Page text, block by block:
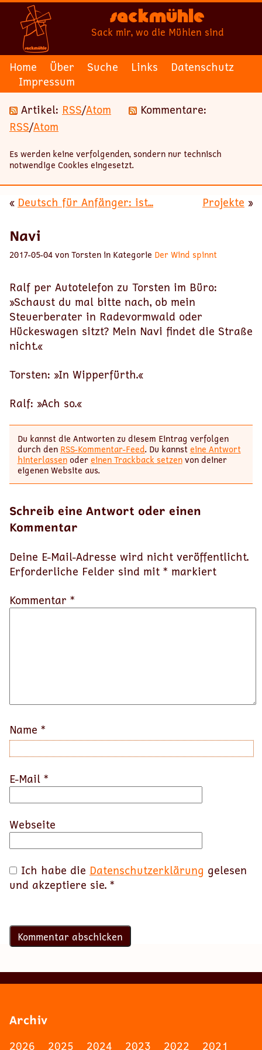
Sackmühle
Sack mir, wo die Mühlen sind
Home Über Suche Links
Datenschutz
Impressum
Artikel: RSS/Atom
Kommentare:
RSS/Atom
Es werden keine verfolgenden, sondern nur technisch
notwendige Cookies eingesetzt.
« Deutsch für Anfänger: ist... Projekte »
Navi
2017-05-04 von Torsten in Kategorie Der Wind spinnt
Ralf per Autotelefon zu Torsten im Büro:
»Schaust du mal bitte nach, ob mein
Steuerberater in Radevormwald oder
Hückeswagen sitzt? Mein Navi findet die Straße
nicht.«
Torsten: »In Wipperfürth.«
Ralf: »Ach so.«
Du kannst die Antworten zu diesem Eintrag verfolgen
durch den RSS-Kommentar-Feed. Du kannsteine Antwort
hinterlassenodereinen Trackback setzenvon deiner
eigenen Website aus.
Schreib eine Antwort oder einen
Kommentar
Deine E-Mail-Adresse wird nicht veröffentlicht.
Erforderliche Felder sind mit * markiert
Kommentar *
Name *
E-Mail *
Webseite
Ich habe die Datenschutzerklärung gelesen
und akzeptiere sie. *
Archiv
2026 2025 2024 2023 2022 2021